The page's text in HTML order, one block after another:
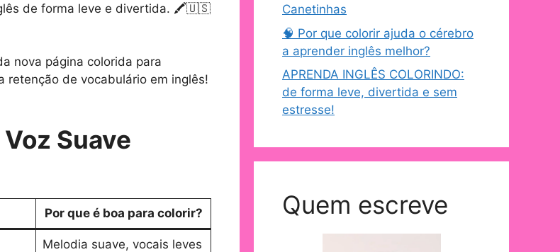
de forma leve e divertida. 🖍🇺🇸
nova página colorida para
retenção de vocabulário em inglês!
Suave
Por que é boa para colorir?
Melodia suave, vocais leves
Canetinhas
🧠 Por que colorir ajuda o cérebro
a aprender inglês melhor?
APRENDA INGLÊS COLORINDO:
de forma leve, divertida e sem
estresse!
Quem escreve